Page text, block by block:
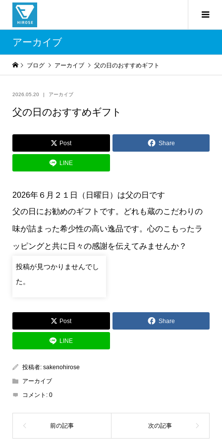
アーカイブ
ブログ アーカイブ 父の日のおすすめギフト
2026.05.20 アーカイブ
父の日のおすすめギフト
Post Share
LINE
2026年６月２１日（日曜日）は父の日です
父の日にお勧めのギフトです。どれも蔵のこだわりの
味が詰まった希少性の高い逸品です。心のこもったラ
ッピングと共に日々の感謝を伝えてみませんか？
投稿が見つかりませんでし
た。
Post Share
LINE
投稿者: sakenohirose
アーカイブ
コメント: 0